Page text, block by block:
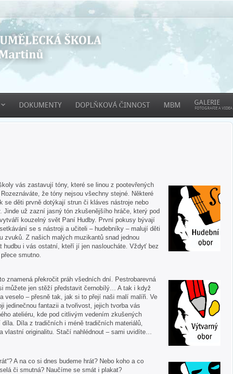
DOKUMENTY DOPLŇKOVÁ ČINNOST MBM GALERIE
FOTOGRAFIE A VIDEA
vás zastavují tóny, které se linou z pootevřených
že tóny nejsou všechny stejné. Některé
se děti prvně dotýkají strun či kláves nástroje nebo
už zazní jasný tón zkušenějšího hráče, který pod
kouzelný svět Paní Hudby. První pokusy bývají
se s nástroji a učiteli – hudebníky – malují děti
zvuků. Z našich malých muzikantů snad jednou
hudbu i vás ostatní, kteří jí jen nasloucháte. Vždyť bez
smutno.
znamená překročit práh všedních dní. Pestrobarevná
můžete jen stěží představit černobílý… A tak i když
veselo – přesně tak, jak si to přejí naši malí malíři. Ve
jedinečnou fantazii a tvořivost, jejich tvorba vás
ateliéru, kde pod citlivým vedením zkušených
Díla z tradičních i méně tradičních materiálů,
vlastní originalitu. Stačí nahlédnout – sami uvidíte…
A na co si dnes budeme hrát? Nebo koho a co
či smutná? Naučíme se smát i plakat?